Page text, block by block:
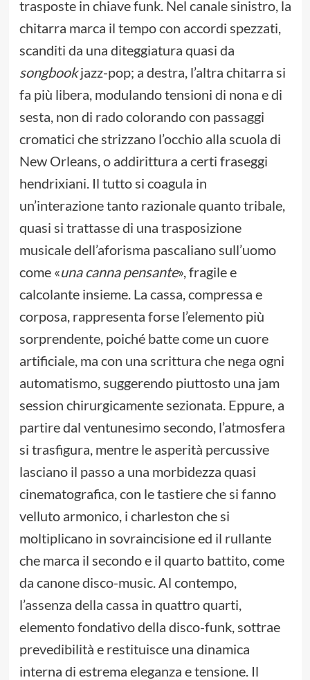
trasposte in chiave funk. Nel canale sinistro, la
chitarra marca il tempo con accordi spezzati,
scanditi da una diteggiatura quasi da
songbookjazz-pop; a destra, l’altra chitarra si
fa più libera, modulando tensioni di nona e di
sesta, non di rado colorando con passaggi
cromatici che strizzano l’occhio alla scuola di
New Orleans, o addirittura a certi fraseggi
hendrixiani. Il tutto si coagula in
un’interazione tanto razionale quanto tribale,
quasi si trattasse di una trasposizione
musicale dell’aforisma pascaliano sull’uomo
come «una canna pensante», fragile e
calcolante insieme. La cassa, compressa e
corposa, rappresenta forse l’elemento più
sorprendente, poiché batte come un cuore
artificiale, ma con una scrittura che nega ogni
automatismo, suggerendo piuttosto una jam
session chirurgicamente sezionata. Eppure, a
partire dal ventunesimo secondo, l’atmosfera
si trasfigura, mentre le asperità percussive
lasciano il passo a una morbidezza quasi
cinematografica, con le tastiere che si fanno
velluto armonico, i charleston che si
moltiplicano in sovraincisione ed il rullante
che marca il secondo e il quarto battito, come
da canone disco-music. Al contempo,
l’assenza della cassa in quattro quarti,
elemento fondativo della disco-funk, sottrae
prevedibilità e restituisce una dinamica
interna di estrema eleganza e tensione. Il